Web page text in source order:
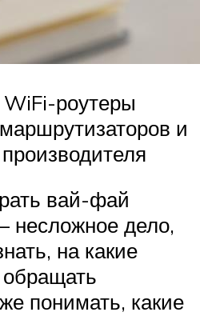
роутеры
и
вай-фай
несложное дело,
на какие
обращать
понимать, какие